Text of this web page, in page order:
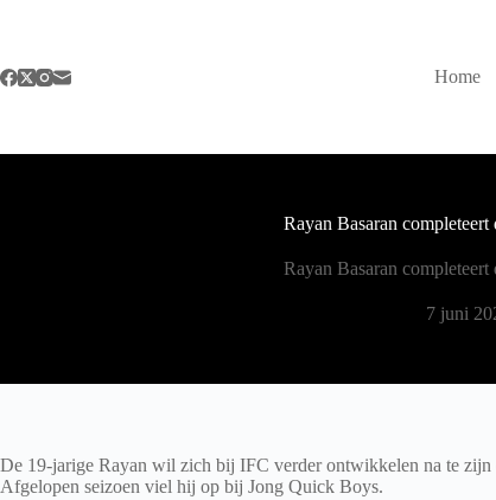
inhoud
Home
Rayan Basaran completeert
Rayan Basaran completeert
7 juni
De 19-jarige Rayan wil zich bij IFC verder ontwikkelen na te
Afgelopen seizoen viel hij op bij Jong Quick Boys.